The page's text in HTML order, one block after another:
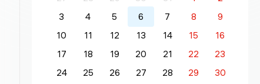
3
4 5 6 7 8
9
10
11 12 13 14 15
16
17
18 19 20 21 22
23
24
25 26 27 28 29
30